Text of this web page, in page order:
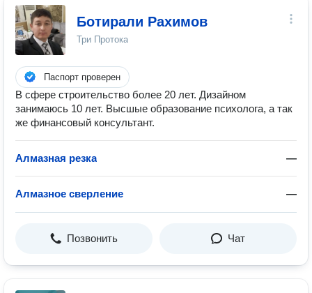
Ботирали Рахимов
Три Протока
Паспорт проверен
В сфере строительство более 20 лет. Дизайном
занимаюсь 10 лет. Высшые образование психолога, а так
же финансовый консультант.
Алмазная резка —
Алмазное сверление —
Позвонить Чат